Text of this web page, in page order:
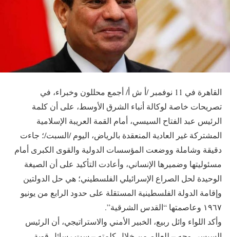
القاهرة في 11 نوفمبر /أ ش أ/ أجمع محللون وخبراء، في
تصريحات خاصة لوكالة أنباء الشرق الأوسط، على أن كلمة
الرئيس عبد الفتاح السيسي، أمام القمة العريبة الإسلامية
المشتركة غير العادية المنعقدة بالرياض، اليوم /السبت/؛ جاءت
دقيقة وشاملة ووضعت المؤسسات الدولية والقوى الكبرى أمام
مسئوليتها وضميرها الإنساني، وأعادت التأكيد على أن الصيغة
الوحيدة لحل الصراع الإسرائيلي الفلسطيني؛ هي حل الدولتين
وإقامة الدولة الفلسطينية المستقلة على حدود الرابع من يونيو
١٩٦٧ وعاصمتها “القدس الشرقية”.
وأكد اللواء وائل ربيع، الخبير الأمني والاستراتيجي، أن الرئيس